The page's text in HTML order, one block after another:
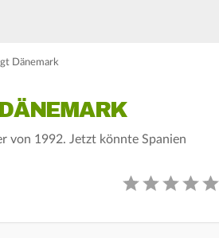
Dänemark
von 1992. Jetzt könnte Spanien